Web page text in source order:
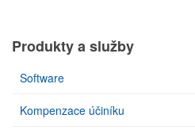
Produkty a služby
Software
Kompenzace účiníku